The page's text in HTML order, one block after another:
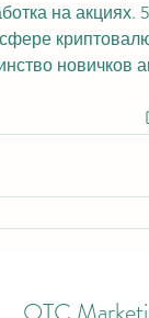
на акциях.
новичков